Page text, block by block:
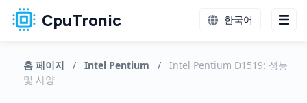
CpuTronic 한국어
홈 페이지 / Intel Pentium /
Intel Pentium D1519: 성능
및 사양